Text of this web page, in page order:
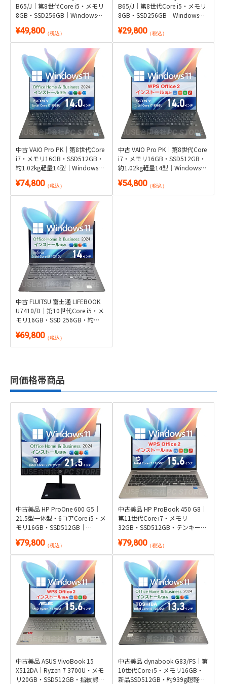
B65/J｜第8世代Core i5・メモリ
8GB・SSD256GB｜Windows
¥49,800（税込）
B65/J｜第8世代Core i5・メモリ
8GB・SSD256GB｜Windows
¥29,800（税込）
中古 VAIO Pro PK｜第8世代Core
i7・メモリ16GB・SSD512GB・
約1.02kg軽量14型｜Windows
¥74,800（税込）
中古 VAIO Pro PK｜第8世代Core
i7・メモリ16GB・SSD512GB・
約1.02kg軽量14型｜Windows
¥54,800（税込）
中古 FUJITSU 富士通 LIFEBOOK
U7410/D｜第10世代Core i5・メ
モリ16GB・SSD 256GB・約
Microsoft Office 2024付き
¥69,800（税込）
同価格帯商品
中古美品 HP ProOne 600 G5｜
21.5型一体型・6コアCore i5・メ
モリ16GB・SSD512GB｜
2024付き
¥79,800（税込）
中古美品 HP ProBook 450 G8｜
第11世代Core i7・メモリ
32GB・SSD512GB・テンキー搭
付き
¥79,800（税込）
中古美品 ASUS VivoBook 15
X512DA｜Ryzen 7 3700U・メモ
リ20GB・SSD512GB・指紋認
中古美品 dynabook G83/FS｜第
10世代Core i5・メモリ16GB・
新品SSD512GB・約939g超軽量